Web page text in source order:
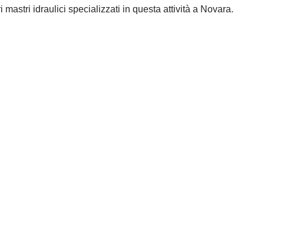
mastri idraulici specializzati in questa attività a Novara.